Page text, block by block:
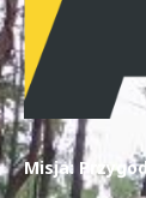
Misja: